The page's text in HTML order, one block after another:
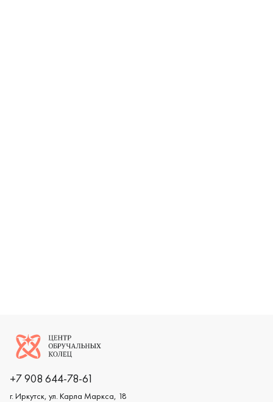
Логотип компании
+7 908 644-78-61
г. Иркутск, ул. Карла Маркса, 18